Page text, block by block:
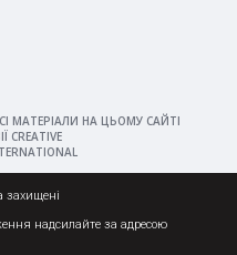
МАТЕРІАЛИ НА ЦЬОМУ САЙТІ
захищені
надсилайте за адресою